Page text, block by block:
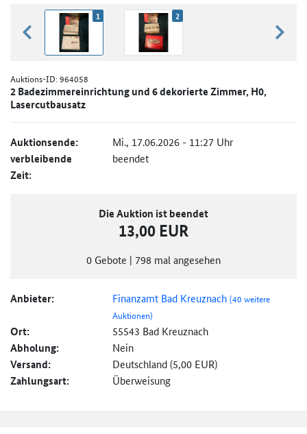
zurück blättern
1 2
Auktions-ID:964058
2 Badezimmereinrichtung und 6 dekorierte Zimmer, H0,
Lasercutbausatz
Auktionsende: Mi., 17.06.2026 - 11:27 Uhr
verbleibende
Zeit:
beendet
Die Auktion ist beendet
13,00 EUR
0 Gebote | 798 mal angesehen
Anbieter: Finanzamt Bad Kreuznach(40 weitere
Auktionen)
Ort: 55543 Bad Kreuznach
Abholung: Nein
Versand: Deutschland (5,00 EUR)
Zahlungsart: Überweisung